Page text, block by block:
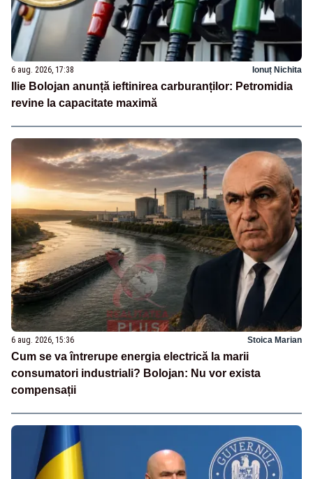
6 aug. 2026, 17:38 Ionuț Nichita
Ilie Bolojan anunță ieftinirea carburanților: Petromidia
revine la capacitate maximă
6 aug. 2026, 15:36 Stoica Marian
Cum se va întrerupe energia electrică la marii
consumatori industriali? Bolojan: Nu vor exista
compensații